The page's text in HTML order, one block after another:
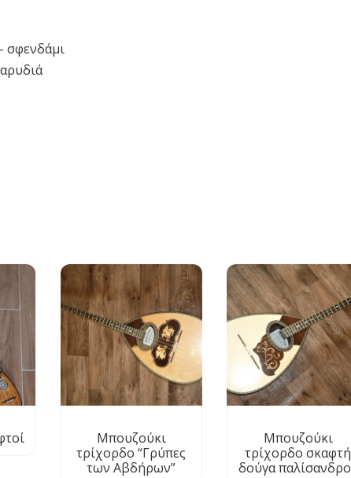
σφενδάμι
Μπουζούκι
τρίχορδο “Γρύπες
των Αβδήρων”
Μπουζούκι
τρίχορδο σκαφτή
δούγα